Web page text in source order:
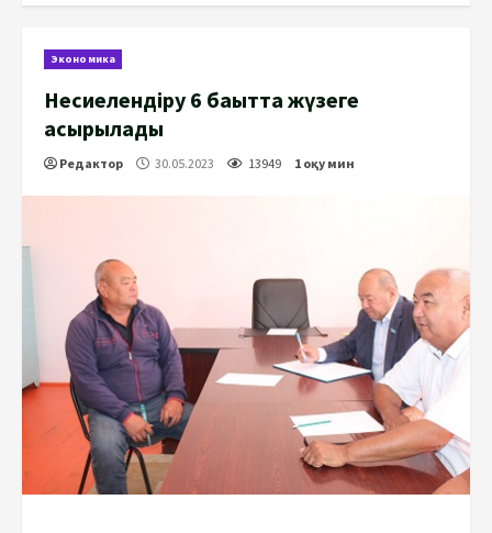
Экономика
Несиелендіру 6 бағытта жүзеге
асырылады
Редактор 30.05.2023 13949 1 оқу мин